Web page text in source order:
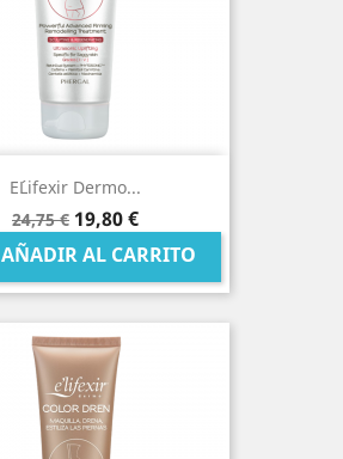
E´lifexir Dermo...
Precio
base
24,75 € Precio
19,80 €
AÑADIR AL CARRITO